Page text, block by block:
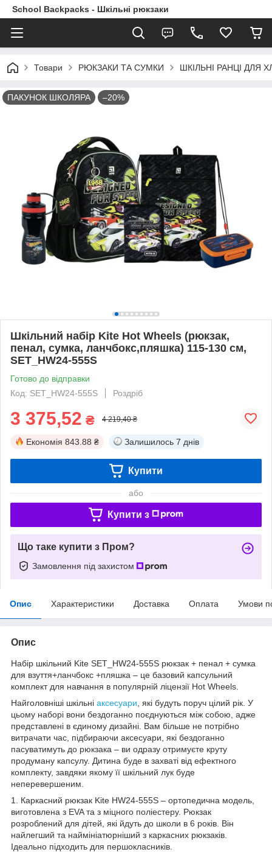
School Backpacks - Шкільні рюкзаки
Товари РЮКЗАКИ ТА СУМКИ ШКІЛЬНІ РАНЦІ ДЛЯ
ПАКУНОК ШКОЛЯРА –20%
Шкільний набір Kite Hot Wheels (рюкзак,
пенал, сумка, ланчбокс,пляшка) 115-130 см,
SET_HW24-555S
Готово до відправки
Код: SET_HW24-555S
Роздріб
3 375,52 ₴ 4 219,40 ₴
Економія 843.88 ₴ Залишилось 7 днів
Купити
або
Купити з
Що таке купити з Пром?
Замовлення під захистом
Опис Характеристики Доставка Оплата Умови
Опис
Набір шкільний Kite SET_HW24-555S рюкзак + пенал + сумка
для взуття+ланчбокс +пляшка – це базовий капсульний
комплект для навчання в популярній ліцензії Hot Wheels.
Найголовніші шкільні аксесуари , які будуть поруч цілий рік. У
цьому наборі вони бездоганно поєднуються між собою, адже
представлені в єдиному дизайні. Вам більше не потрібно
витрачати час, підбираючи аксесуари, які бездоганно
пасуватимуть до рюкзака – ви одразу отримуєте круту
продуману капсулу. Дитина буде в захваті від ефектного
комплекту, завдяки якому її шкільний лук буде
неперевершеним.
1. Каркасний рюкзак Kite HW24-555S – ортопедична модель,
виготовлена з EVA та з міцного поліестеру. Рюкзак
розроблений для дітей, які йдуть до школи в 6 років. Він
найлегший та наймініатюрніший з каркасних рюкзаків.
Ідеально підходить для першокласників.